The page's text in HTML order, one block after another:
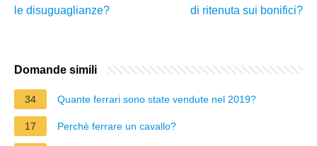
le disuguaglianze?
di ritenuta sui bonifici?
Domande simili
34 Quante ferrari sono state vendute nel 2019?
17 Perchè ferrare un cavallo?